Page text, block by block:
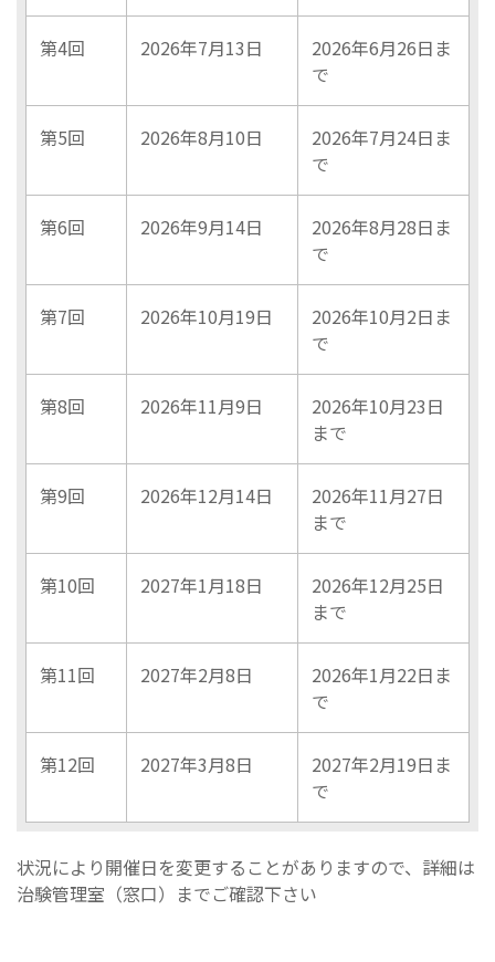
第4回 2026年7月13日
2026年6月26日ま
で
第5回 2026年8月10日
2026年7月24日ま
で
第6回 2026年9月14日
2026年8月28日ま
で
第7回 2026年10月19日
2026年10月2日ま
で
第8回 2026年11月9日
2026年10月23日
まで
第9回 2026年12月14日
2026年11月27日
まで
第10回 2027年1月18日
2026年12月25日
まで
第11回 2027年2月8日
2026年1月22日ま
で
第12回 2027年3月8日
2027年2月19日ま
で
状況により開催日を変更することがありますので、詳細は
治験管理室（窓口）までご確認下さい